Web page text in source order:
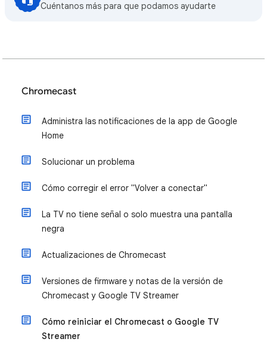
Cuéntanos más para que podamos ayudarte
Chromecast
Administra las notificaciones de la app de Google
Home
Solucionar un problema
Cómo corregir el error "Volver a conectar"
La TV no tiene señal o solo muestra una pantalla
negra
Actualizaciones de Chromecast
Versiones de firmware y notas de la versión de
Chromecast y Google TV Streamer
Cómo reiniciar el Chromecast o Google TV
Streamer